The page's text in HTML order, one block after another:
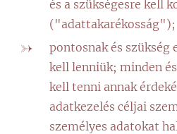
és a szükségesre kell
("adattakarékosság");
pontosnak és szükség
kell lenniük; minden
kell tenni annak
adatkezelés céljai
személyes adatokat